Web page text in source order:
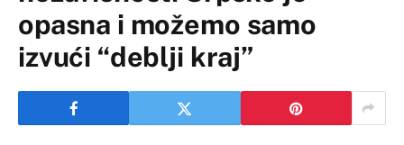
opasna i možemo samo
izvući “deblji kraj”